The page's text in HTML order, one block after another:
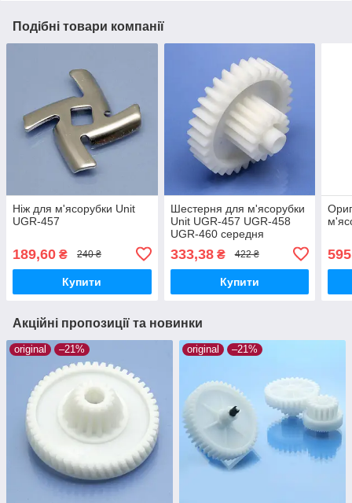
Подібні товари компанії
Ніж для м'ясорубки Unit
UGR-457
189,60 ₴ 240 ₴
Купити
Шестерня для м'ясорубки
Unit UGR-457 UGR-458
UGR-460 середня
оригінал харчовий пластик
333,38₴ 422 ₴
Купити
Акційні пропозиції та новинки
original –21% original –21%